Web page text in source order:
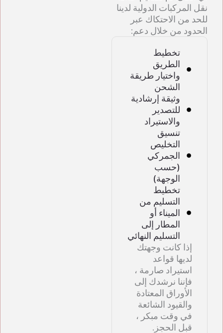
نقل المركبات الدولية لدينا
للحد من الاحتكاك عبر
الحدود من خلال دعم:
تخطيط
الطريق
واختيار طريقة
الشحن
وثيقة إرشادية
للتصدير
والاستيراد
تنسيق
التخليص
الجمركي
(حسب
الوجهة)
تخطيط
التسليم من
الميناء أو
المطار إلى
التسليم النهائي
إذا كانت وجهتك
لديها قواعد
استيراد صارمة ،
فإننا نرشدك إلى
الأوراق المعتادة
والقيود الشائعة
في وقت مبكر ،
قبل الحجز.